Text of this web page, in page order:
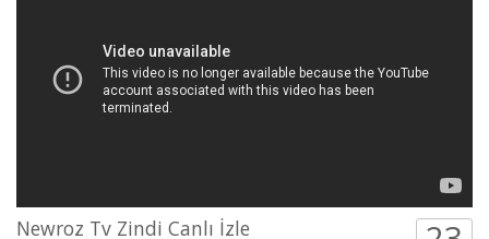
Newroz Tv Zindi Canlı İzle